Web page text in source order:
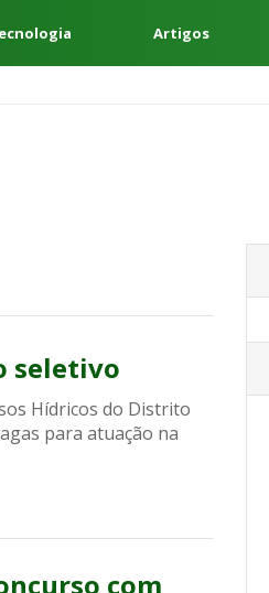
Artigos
seletivo
Hídricos do Distrito
para atuação na
com